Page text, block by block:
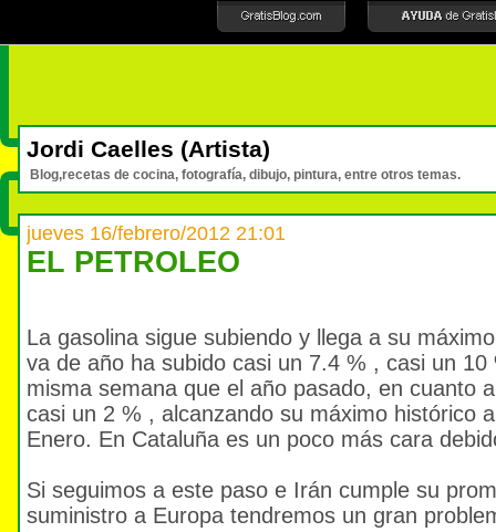
Jordi Caelles (Artista)
Blog,recetas de cocina, fotografía, dibujo, pintura, entre otros temas.
jueves 16/febrero/2012 21:01
EL PETROLEO
La gasolina sigue subiendo y llega a su
va de año ha subido casi un 7.4 % , casi un 10
misma semana que el año pasado, en cuanto
casi un 2 % , alcanzando su máximo histórico
Enero. En Cataluña es un poco más cara
Si seguimos a este paso e Irán cumple su
suministro a Europa tendremos un gran